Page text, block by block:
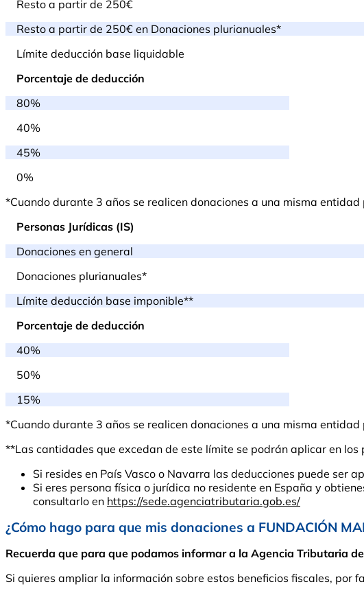
Resto a partir de 250€
Resto a partir de 250€ en Donaciones plurianuales*
Límite deducción base liquidable
Porcentaje de deducción
80%
40%
45%
0%
*Cuando durante 3 años se realicen donaciones a una misma
Personas Jurídicas (IS)
Donaciones en general
Donaciones plurianuales*
Límite deducción base imponible**
Porcentaje de deducción
40%
50%
15%
*Cuando durante 3 años se realicen donaciones a una misma
**Las cantidades que excedan de este límite se podrán aplicar en
Si resides en País Vasco o Navarra las deducciones puede ser
Si eres persona física o jurídica no residente en España y
consultarlo en https://sede.agenciatributaria.gob.es/
¿Cómo hago para que mis donaciones a FUNDACIÓN
Recuerda que para que podamos informar a la Agencia Tributaria
Si quieres ampliar la información sobre estos beneficios fiscales, por